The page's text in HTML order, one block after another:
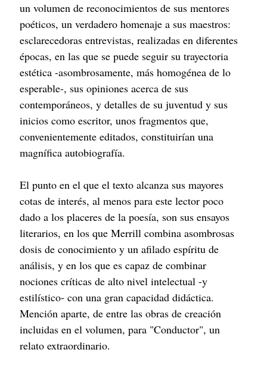
un volumen de reconocimientos de sus mentores
poéticos, un verdadero homenaje a sus maestros:
esclarecedoras entrevistas, realizadas en diferentes
épocas, en las que se puede seguir su trayectoria
estética -asombrosamente, más homogénea de lo
esperable-, sus opiniones acerca de sus
contemporáneos, y detalles de su juventud y sus
inicios como escritor, unos fragmentos que,
convenientemente editados, constituirían una
magnífica autobiografía.
El punto en el que el texto alcanza sus mayores
cotas de interés, al menos para este lector poco
dado a los placeres de la poesía, son sus ensayos
literarios, en los que Merrill combina asombrosas
dosis de conocimiento y un afilado espíritu de
análisis, y en los que es capaz de combinar
nociones críticas de alto nivel intelectual -y
estilístico- con una gran capacidad didáctica.
Mención aparte, de entre las obras de creación
incluidas en el volumen, para "Conductor", un
relato extraordinario.